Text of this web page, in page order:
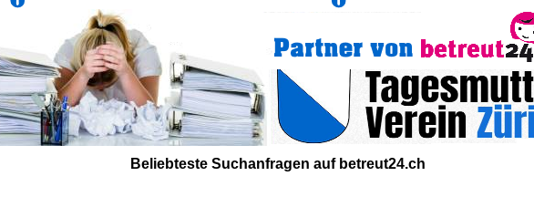
Beliebteste Suchanfragen aufbetreut24.ch